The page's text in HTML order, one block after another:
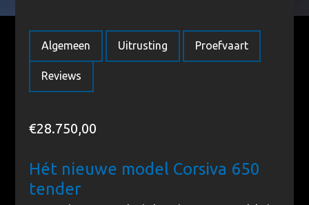
Algemeen Uitrusting Proefvaart
Reviews
€28.750,00
Hét nieuwe model Corsiva 650
tender